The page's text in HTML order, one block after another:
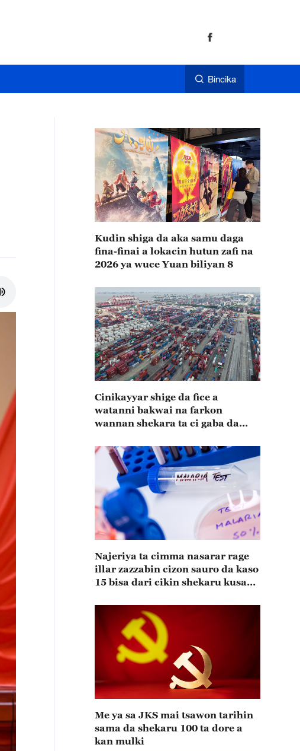
Bincika
Kudin shiga da aka samu daga
fina-finai a lokacin hutun zafi na
2026 ya wuce Yuan biliyan 8
Cinikayyar shige da fice a
watanni bakwai na farkon
wannan shekara ta ci gaba da
Najeriya ta cimma nasarar rage
illar zazzabin cizon sauro da kaso
15 bisa dari cikin shekaru kusan
Me ya sa JKS mai tsawon tarihin
sama da shekaru 100 ta dore a
kan mulki